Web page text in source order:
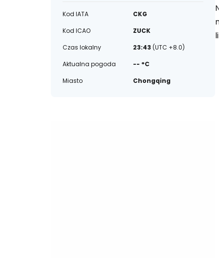
Kod IATA
CKG
Kod ICAO
ZUCK
Czas lokalny
23:43 (UTC +8.0)
Aktualna pogoda
-- °C
Miasto
Chongqing